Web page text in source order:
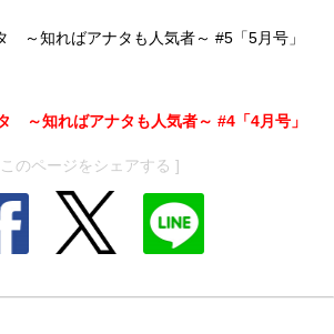
～知ればアナタも人気者～ #5「5月号」
～知ればアナタも人気者～ #4「4月号」
のページをシェアする ]